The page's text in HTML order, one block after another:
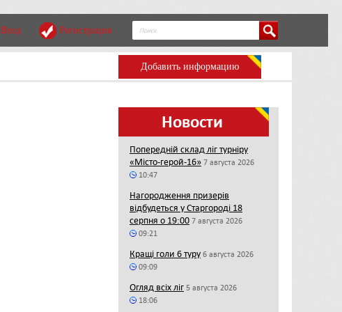
Вход Регистрация
Добавить информацию
Новости
Попередній склад ліг турніру
«Місто-герой-16» 7 августа 2026
10:47
Нагородження призерів
відбудеться у Старгороді 18
серпня о 19:00 7 августа 2026
09:21
Кращі голи 6 туру 6 августа 2026
09:09
Огляд всіх ліг 5 августа 2026
18:06